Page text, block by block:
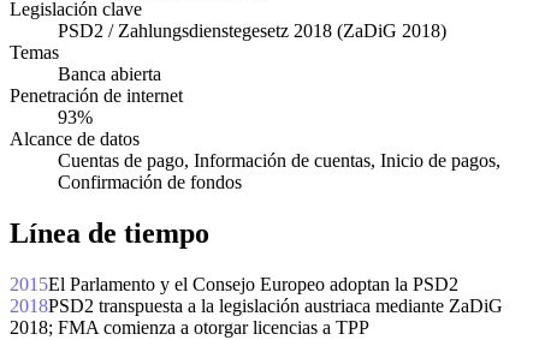
Legislación clave
PSD2 / Zahlungsdienstegesetz 2018 (ZaDiG 2018)
Temas
Banca abierta
Penetración de internet
93%
Alcance de datos
Cuentas de pago, Información de cuentas, Inicio de pagos,
Confirmación de fondos
Línea de tiempo
2015El Parlamento y el Consejo Europeo adoptan la PSD2
2018PSD2 transpuesta a la legislación austriaca mediante ZaDiG
2018; FMA comienza a otorgar licencias a TPP